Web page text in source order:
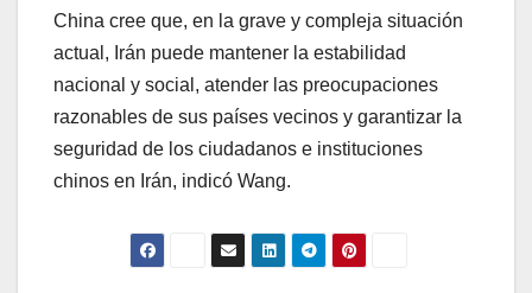
China cree que, en la grave y compleja situación
actual, Irán puede mantener la estabilidad
nacional y social, atender las preocupaciones
razonables de sus países vecinos y garantizar la
seguridad de los ciudadanos e instituciones
chinos en Irán, indicó Wang.